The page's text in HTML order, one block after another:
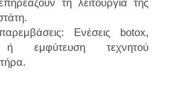
Ενέσεις botox,
ή εμφύτευση τεχνητού